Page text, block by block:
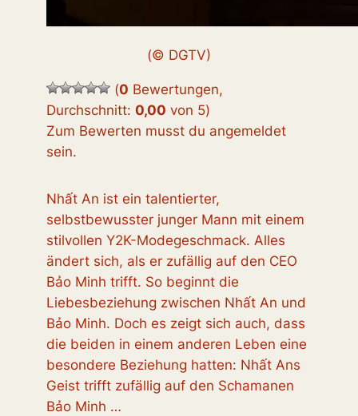
(© DGTV)
(0 Bewertungen,
Durchschnitt:0,00 von 5)
Zum Bewerten musst du angemeldet
sein.
Nhất An ist ein talentierter,
selbstbewusster junger Mann mit einem
stilvollen Y2K-Modegeschmack. Alles
ändert sich, als er zufällig auf den CEO
Bảo Minh trifft. So beginnt die
Liebesbeziehung zwischen Nhất An und
Bảo Minh. Doch es zeigt sich auch, dass
die beiden in einem anderen Leben eine
besondere Beziehung hatten: Nhất Ans
Geist trifft zufällig auf den Schamanen
Bảo Minh …